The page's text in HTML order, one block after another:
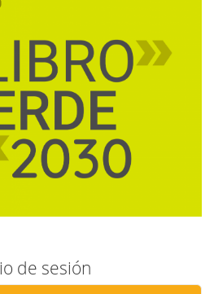
de sesión